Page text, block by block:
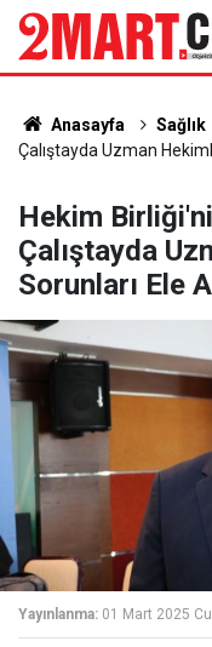
Anasayfa Sağlık
Çalıştayda Uzman
Hekim
Çalıştayda
Sorunları Ele
Yayınlanma: 01 Mart 2025